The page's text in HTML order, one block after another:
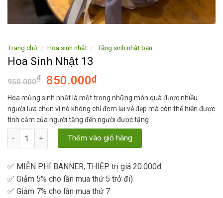
Trang chủ / Hoa sinh nhật / Tặng sinh nhật bạn
Hoa Sinh Nhật 13
950.000₫ 850.000₫
Hoa mừng sinh nhật là một trong những món quà được nhiều
người lựa chọn vì nó không chỉ đem lại vẻ đẹp mà còn thể hiện được
tình cảm của người tặng đến người được tặng
Hoa Sinh Nhật 13 số lượngThêm vào giỏ hàng
✅ MIỄN PHÍ BANNER, THIỆP trị giá 20.000đ
✅ Giảm 5% cho lần mua thứ 5 trở đi)
✅ Giảm 7% cho lần mua thứ 7